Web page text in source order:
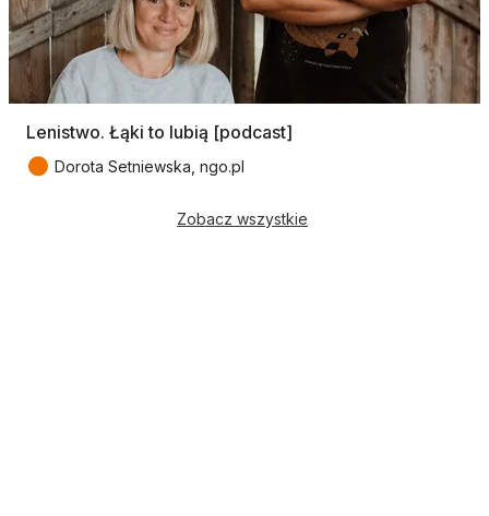
Lenistwo. Łąki to lubią [podcast]
● Dorota Setniewska, ngo.pl
Zobacz wszystkie